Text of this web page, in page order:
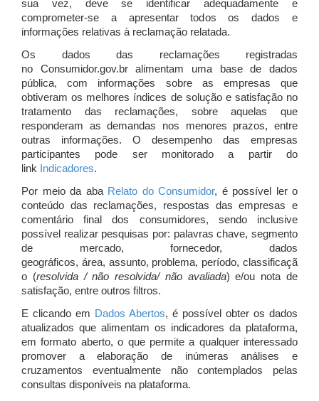
sua vez, deve se identificar adequadamente e
comprometer-se a apresentar todos os dados e
informações relativas à reclamação relatada.
Os dados das reclamações registradas
no Consumidor.gov.br alimentam uma base de dados
pública, com informações sobre as empresas que
obtiveram os melhores índices de solução e satisfação no
tratamento das reclamações, sobre aquelas que
responderam as demandas nos menores prazos, entre
outras informações. O desempenho das empresas
participantes pode ser monitorado a partir do
link Indicadores.
Por meio da aba Relato do Consumidor, é possível ler o
conteúdo das reclamações, respostas das empresas e
comentário final dos consumidores, sendo inclusive
possível realizar pesquisas por: palavras chave, segmento
de mercado, fornecedor, dados
geográficos, área, assunto, problema, período, classificaçã
o (resolvida / não resolvida/ não avaliada) e/ou nota de
satisfação, entre outros filtros.
E clicando em Dados Abertos, é possível obter os dados
atualizados que alimentam os indicadores da plataforma,
em formato aberto, o que permite a qualquer interessado
promover a elaboração de inúmeras análises e
cruzamentos eventualmente não contemplados pelas
consultas disponíveis na plataforma.